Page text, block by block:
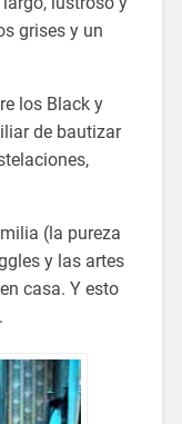
grises y un
los Black y
de bautizar
(la pureza
y las artes
casa. Y esto